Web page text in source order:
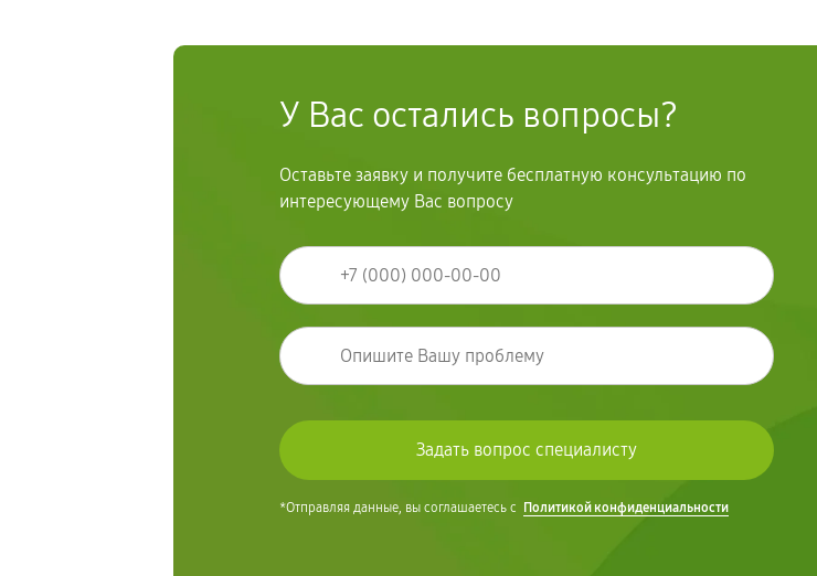
У Вас остались вопросы?
Оставьте заявку и получите бесплатную консультацию по
интересующему Вас вопросу
*Отправляя данные, вы соглашаетесь с Политикой конфиденциальности